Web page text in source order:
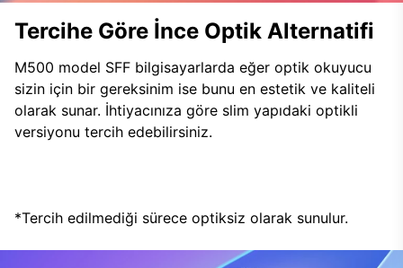
Tercihe Göre İnce Optik Alternatifi
M500 model SFF bilgisayarlarda eğer optik okuyucu
sizin için bir gereksinim ise bunu en estetik ve kaliteli
olarak sunar. İhtiyacınıza göre slim yapıdaki optikli
versiyonu tercih edebilirsiniz.
*Tercih edilmediği sürece optiksiz olarak sunulur.